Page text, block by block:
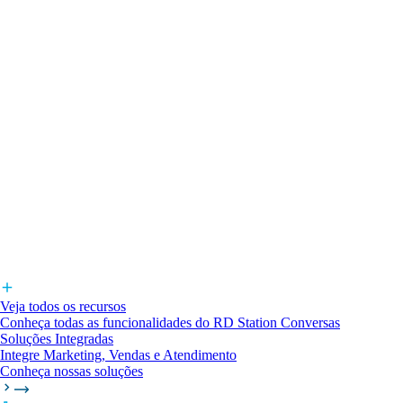
Veja todos os recursos
Conheça todas as funcionalidades do RD Station Conversas
Soluções Integradas
Integre Marketing, Vendas e Atendimento
Conheça nossas soluções